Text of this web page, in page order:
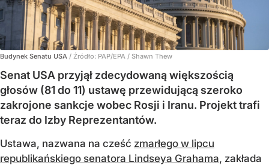
Budynek Senatu USA / Źródło: PAP/EPA / Shawn Thew
Senat USA przyjął zdecydowaną większością
głosów (81 do 11) ustawę przewidującą szeroko
zakrojone sankcje wobec Rosji i Iranu. Projekt trafi
teraz do Izby Reprezentantów.
Ustawa, nazwana na cześć zmarłego w lipcu
republikańskiego senatora Lindseya Grahama, zakłada